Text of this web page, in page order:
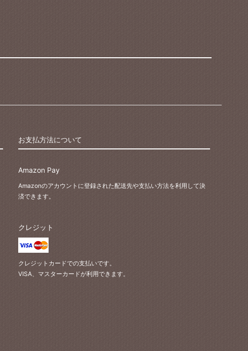
お支払方法について
Amazon Pay
Amazonのアカウントに登録された配送先や支払い方法を利用して決
済できます。
クレジット
クレジットカードでの支払いです。
VISA、マスターカードが利用できます。